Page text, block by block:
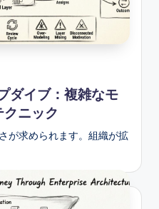
イブ：複雑なモ
ニック
が求められます。組織が拡